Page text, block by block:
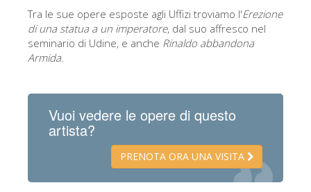
Tra le sue opere esposte agli Uffizi troviamo l'Erezione
di una statua a un imperatore, dal suo affresco nel
seminario di Udine, e anche Rinaldo abbandona
Armida.
Vuoi vedere le opere di questo
artista?
PRENOTA ORA UNA VISITA